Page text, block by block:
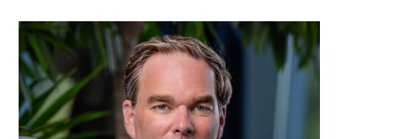
MEST LÆSTE PÅ IT-KANALEN.DK